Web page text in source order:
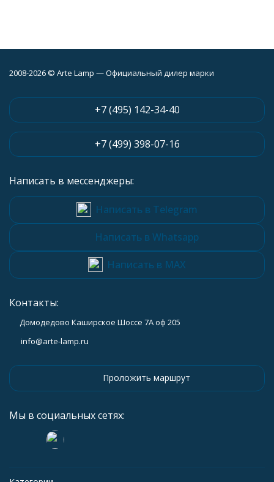
2008-2026 © Arte Lamp — Официальный дилер марки
+7 (495) 142-34-40
+7 (499) 398-07-16
Написать в мессенджеры:
Написать в Telegram
Написать в Whatsapp
Написать в MAX
Контакты:
Домодедово Каширское Шоссе 7А оф 205
info@arte-lamp.ru
Проложить маршрут
Мы в социальных сетях: